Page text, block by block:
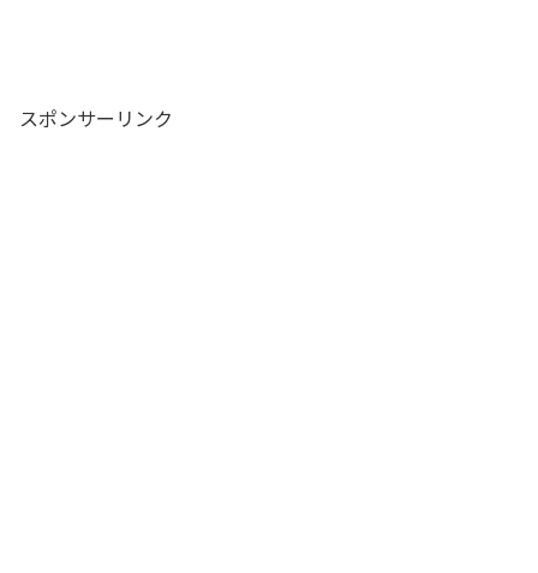
スポンサーリンク